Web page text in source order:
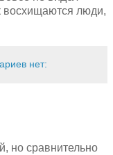
восхищаются люди,
нет:
но сравнительно